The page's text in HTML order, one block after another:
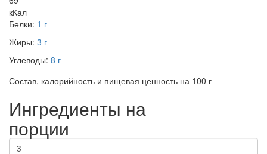
кКал
Белки: 1 г
Жиры: 3 г
Углеводы: 8 г
Состав, калорийность и пищевая ценность на 100 г
Ингредиенты на
порции